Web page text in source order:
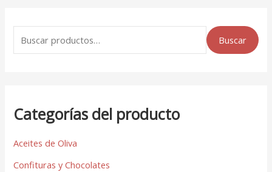
Buscar
Categorías del producto
Aceites de Oliva
Confituras y Chocolates